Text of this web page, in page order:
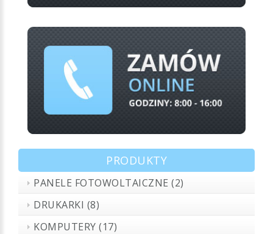
PRODUKTY
PANELE FOTOWOLTAICZNE (2)
DRUKARKI (8)
KOMPUTERY (17)